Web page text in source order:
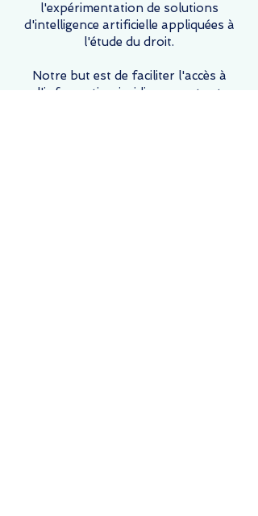
l'expérimentation de solutions
d'intelligence artificielle appliquées à
l'étude du droit.
Notre but est de faciliter l'accès à
l'information juridique exacte et